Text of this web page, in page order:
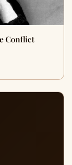
Conflict